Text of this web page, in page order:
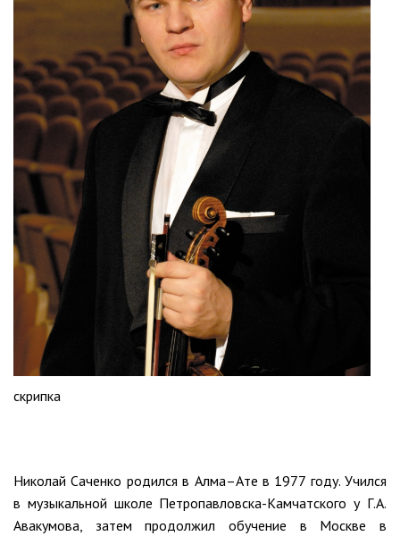
скрипка
Николай Саченко родился в Алма–Ате в 1977 году. Учился
в музыкальной школе Петропавловска-Камчатского у Г.А.
Авакумова, затем продолжил обучение в Москве в